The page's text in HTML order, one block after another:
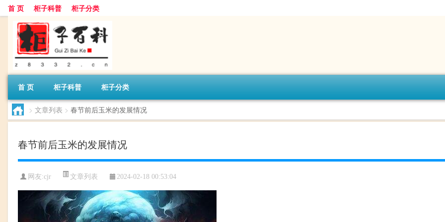
首 页 柜子科普 柜子分类
首 页 柜子科普 柜子分类
> 文章列表 > 春节前后玉米的发展情况
春节前后玉米的发展情况
网友:cjr 文章列表 2024-02-18 00:53:04